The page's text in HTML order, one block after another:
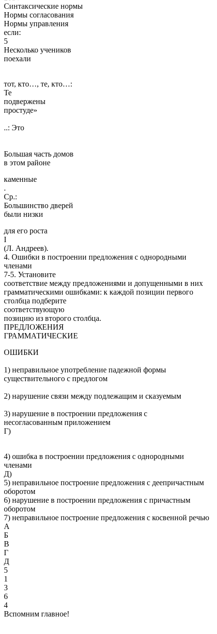
Синтаксические нормы
Нормы согласования
Нормы управления
если:
5
Несколько учеников
по­ехали
тот, кто…, те, кто…:
Те
подвержены
простуде»
..: Это
Большая часть домов
в этом районе
каменные
.
Ср.:
Большинство дверей
были низки
для его роста
I
(Л. Андреев).
4. Ошибки в построении предложения с однородными
членами
7-5. Установите
соответствие между предложениями и допущенными в них
грамматическими ошибками: к каждой позиции первого
столбца подберите
соответствующую
позицию из второго столбца.
ПРЕДЛОЖЕНИЯ
ГРАММАТИЧЕСКИЕ
ОШИБКИ
1) неправильное употребление падежной формы
существительного с предлогом
2) нарушение связи между подлежащим и сказуемым
3) нарушение в построении предложения с
несогласованным приложением
Г)
4) ошибка в построении предложения с однородными
членами
Д)
5) неправильное построение предложения с деепричастным
оборотом
6) нарушение в построении предложения с причастным
оборотом
7) неправильное построение предложения с косвенной речью
А
Б
В
Г
Д
5
1
3
6
4
Вспомним главное!